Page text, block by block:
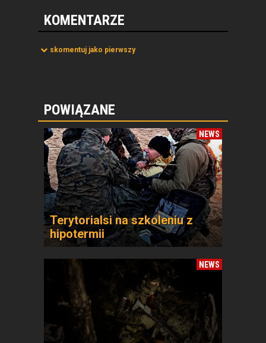
KOMENTARZE
skomentuj jako pierwszy
POWIĄZANE
NEWS
Terytorialsi na szkoleniu z
hipotermii
NEWS